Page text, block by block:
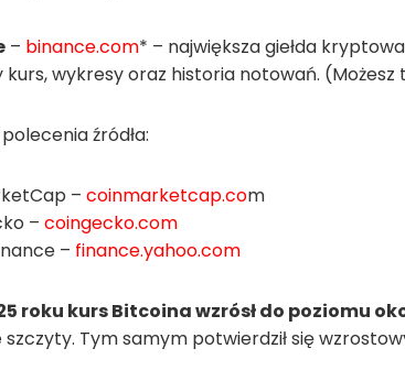
– binance.com* – największa giełda
wykresy oraz historia notowań.
źródła:
– coinmarketcap.com
– coingecko.com
– finance.yahoo.com
roku kurs Bitcoina wzrósł do poziomu
Tym samym potwierdził się